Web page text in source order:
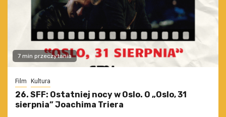
7 min przeczytania
Film Kultura
26. SFF: Ostatniej nocy w Oslo. O „Oslo, 31
sierpnia” Joachima Triera